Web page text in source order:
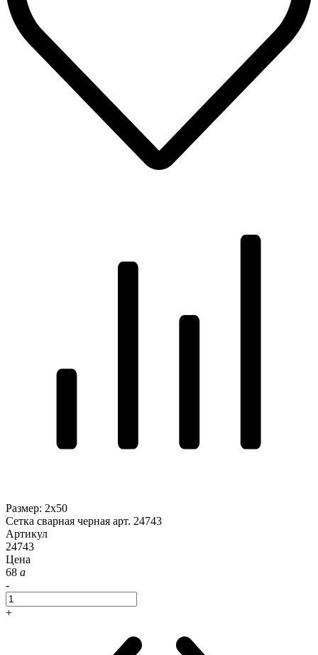
Размер: 2x50
Сетка сварная черная арт. 24743
Артикул
24743
Цена
68 a
-
+